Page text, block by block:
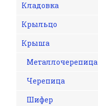
Кладовка
Крыльцо
Крыша
Металлочерепица
Черепица
Шифер